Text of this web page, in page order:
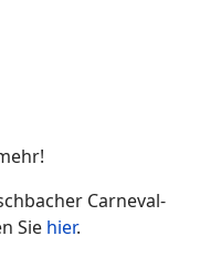
Carneval-
Sie hier.